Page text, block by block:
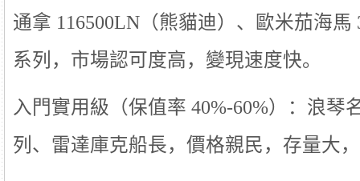
通拿 116500LN（熊貓迪）、歐米茄海馬
系列，市場認可度高，變現速度快。
入門實用級（保值率 40%-60%）：浪琴
列、雷達庫克船長，價格親民，存量大